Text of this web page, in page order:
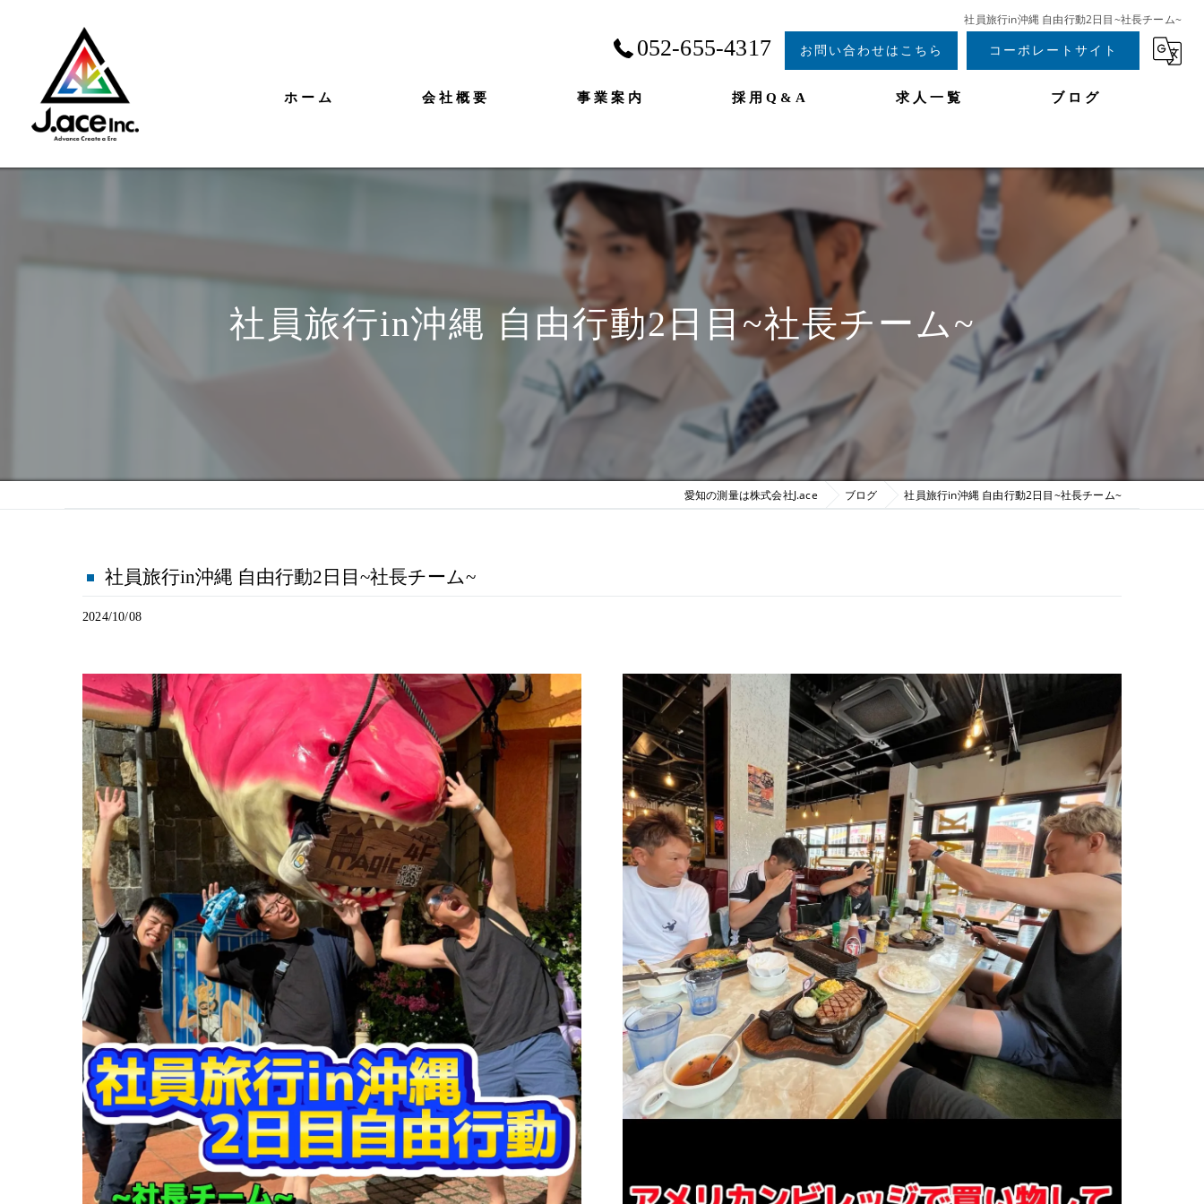
社員旅行in沖縄 自由行動2日目~社長チーム~
052-655-4317 お問い合わせはこちら コーポレートサイト
ホーム 会社概要 事業案内 採用Q&A 求人一覧 ブログ
社員旅行in沖縄 自由行動2日目~社長チーム~
愛知の測量は株式会社J.ace ブログ 社員旅行in沖縄 自由行動2日目~社長チーム~
社員旅行in沖縄 自由行動2日目~社長チーム~
2024/10/08